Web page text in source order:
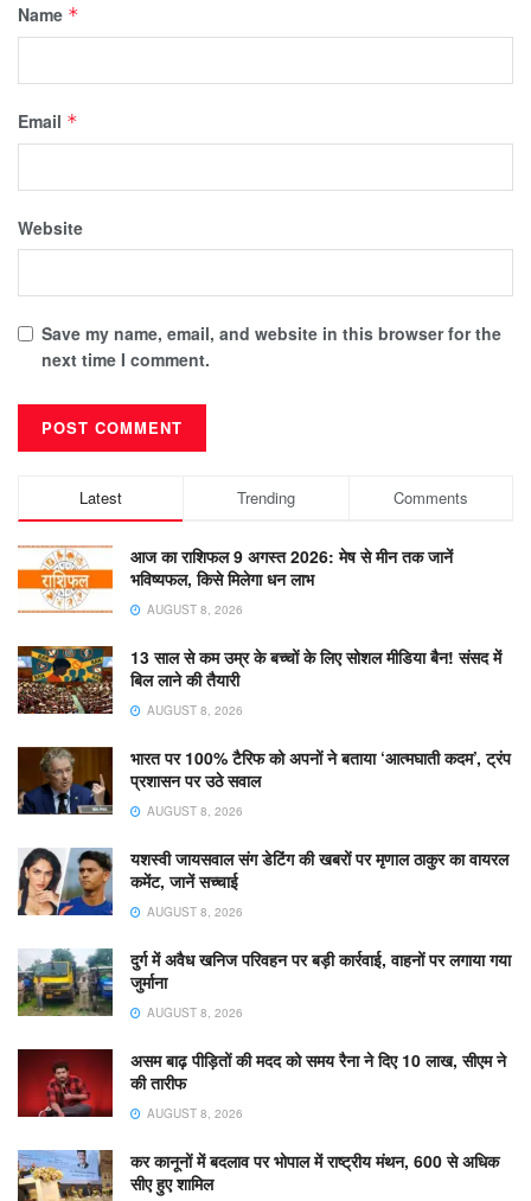
Name *
Email *
Website
Save my name, email, and website in this browser for the
next time I comment.
Latest Trending Comments
आज का राशिफल 9 अगस्त 2026: मेष से मीन तक जानें
भविष्यफल, किसे मिलेगा धन लाभ
AUGUST 8, 2026
13 साल से कम उम्र के बच्चों के लिए सोशल मीडिया बैन! संसद में
बिल लाने की तैयारी
AUGUST 8, 2026
भारत पर 100% टैरिफ को अपनों ने बताया ‘आत्मघाती कदम’, ट्रंप
प्रशासन पर उठे सवाल
AUGUST 8, 2026
यशस्वी जायसवाल संग डेटिंग की खबरों पर मृणाल ठाकुर का वायरल
कमेंट, जानें सच्चाई
AUGUST 8, 2026
दुर्ग में अवैध खनिज परिवहन पर बड़ी कार्रवाई, वाहनों पर लगाया गया
जुर्माना
AUGUST 8, 2026
असम बाढ़ पीड़ितों की मदद को समय रैना ने दिए 10 लाख, सीएम ने
की तारीफ
AUGUST 8, 2026
कर कानूनों में बदलाव पर भोपाल में राष्ट्रीय मंथन, 600 से अधिक
सीए हुए शामिल